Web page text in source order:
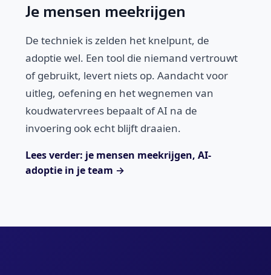
Je mensen meekrijgen
De techniek is zelden het knelpunt, de
adoptie wel. Een tool die niemand vertrouwt
of gebruikt, levert niets op. Aandacht voor
uitleg, oefening en het wegnemen van
koudwatervrees bepaalt of AI na de
invoering ook echt blijft draaien.
Lees verder: je mensen meekrijgen, AI-
adoptie in je team →